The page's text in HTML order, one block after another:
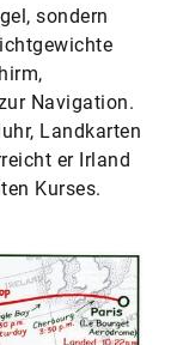
sondern
Navigation.
Landkarten
er Irland
Kurses.